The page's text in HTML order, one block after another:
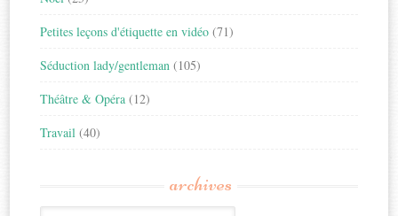
Petites leçons d'étiquette en vidéo (71)
Séduction lady/gentleman (105)
Théâtre & Opéra (12)
Travail (40)
archives